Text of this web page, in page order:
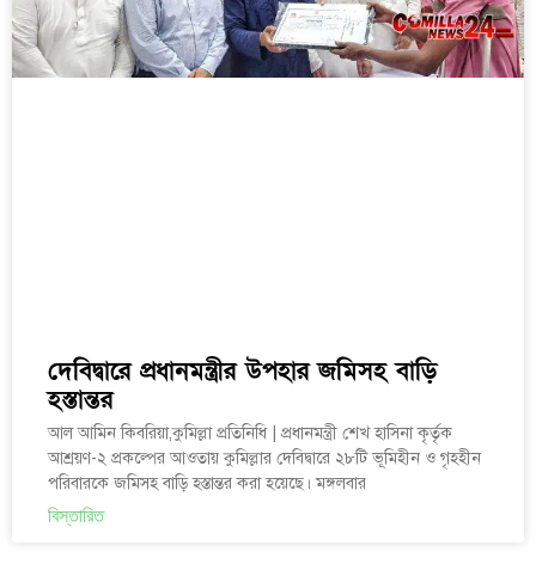
দেবিদ্বারে প্রধানমন্ত্রীর উপহার জমিসহ বাড়ি
হস্তান্তর
আল আমিন কিবরিয়া,কুমিল্লা প্রতিনিধি | প্রধানমন্ত্রী শেখ হাসিনা কৃর্তৃক
আশ্রয়ণ-২ প্রকল্পের আওতায় কুমিল্লার দেবিদ্বারে ২৮টি ভূমিহীন ও গৃহহীন
পরিবারকে জমিসহ বাড়ি হস্তান্তর করা হয়েছে। মঙ্গলবার
বিস্তারিত